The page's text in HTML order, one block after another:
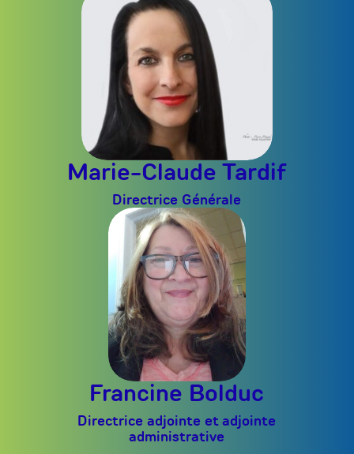
Marie-Claude Tardif
Directrice Générale
Francine Bolduc
Directrice adjointe et adjointe
administrative